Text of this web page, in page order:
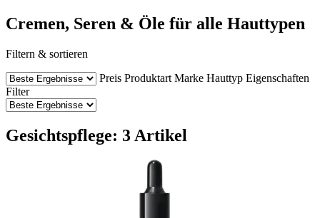
Cremen, Seren & Öle für alle Hauttypen
Filtern & sortieren
Preis Produktart Marke Hauttyp Eigenschaften
Filter
Gesichtspflege: 3 Artikel